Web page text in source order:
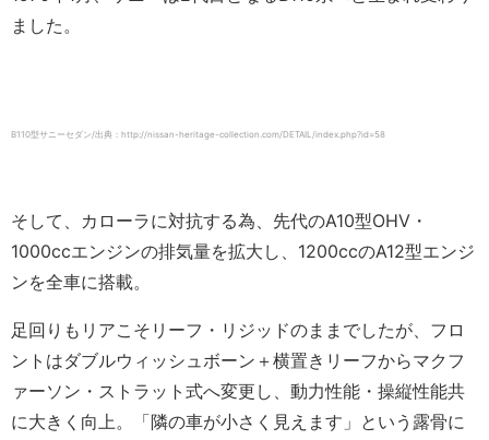
ました。
B110型サニーセダン/出典：http://nissan-heritage-collection.com/DETAIL/index.php?id=58
そして、カローラに対抗する為、先代のA10型OHV・
1000ccエンジンの排気量を拡大し、1200ccのA12型エンジ
ンを全車に搭載。
足回りもリアこそリーフ・リジッドのままでしたが、フロ
ントはダブルウィッシュボーン＋横置きリーフからマクフ
ァーソン・ストラット式へ変更し、動力性能・操縦性能共
に大きく向上。「隣の車が小さく見えます」という露骨に